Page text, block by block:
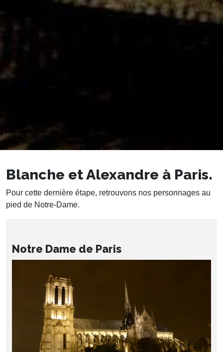
Blanche et Alexandre à Paris.
Pour cette dernière étape, retrouvons nos personnages au
pied de Notre-Dame.
Notre Dame de Paris